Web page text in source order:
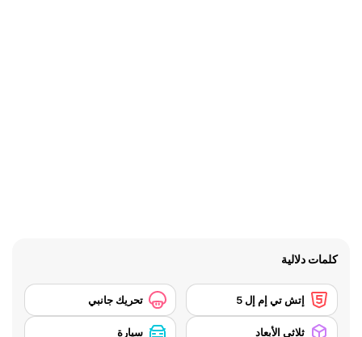
كلمات دلالية
إتش تي إم إل 5 تحريك جانبي
ثلاثي الأبعاد سيارة